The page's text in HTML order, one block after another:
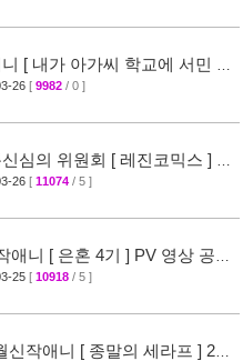
[ 내가 아가씨 학교에 서민 샘
건 ] 티저 영상 공개
26 [ 9982 / 0 ]
심의 위원회 [ 레진코믹스 ] 접
식 [51]
26 [ 11074 / 5 ]
애니 [ 은혼 4기 ] PV 영상 공
25 [ 10918 / 5 ]
신작애니 [ 종말의 세라프 ] 2차